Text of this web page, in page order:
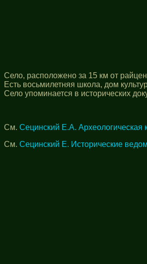
Село, расположено за 15 км от
Есть восьмилетняя школа, дом
Село упоминается в исторических
См. Сецинский Е.А. Археологическая
См. Сецинский Е. Исторические